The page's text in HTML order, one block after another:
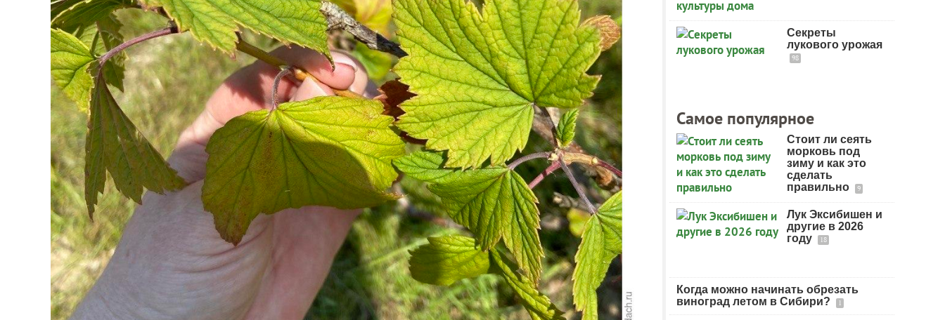
Секреты
лукового урожая
98
Самое популярное
Стоит ли сеять
морковь под
зиму и как это
сделать
правильно
9
Лук Эксибишен и
другие в 2026
году
18
Когда можно начинать обрезать
виноград летом в Сибири?
1